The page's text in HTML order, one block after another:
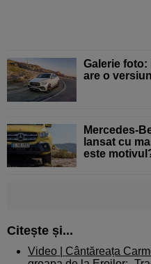
Galerie foto:
are o
Mercedes-
lansat cu
este
Citește și...
Video | Cântăreața